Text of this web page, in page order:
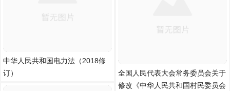
中华人民共和国电力法（2018修
订）
全国人民代表大会常务委员会关于
修改《中华人民共和国村民委员会